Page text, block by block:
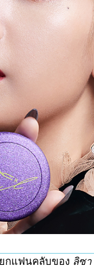
กแฟนคลับของ ลิซา